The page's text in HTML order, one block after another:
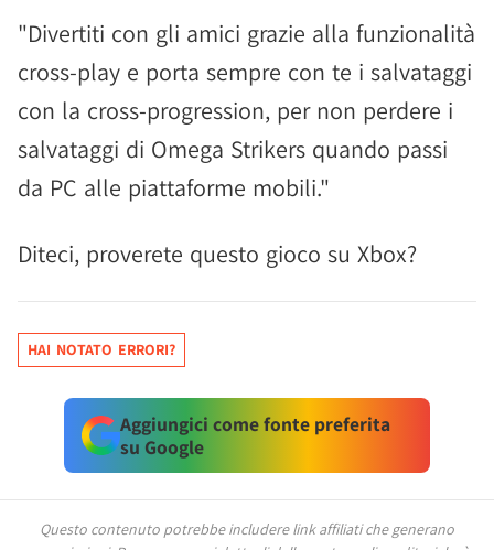
"Divertiti con gli amici grazie alla funzionalità
cross-play e porta sempre con te i salvataggi
con la cross-progression, per non perdere i
salvataggi di Omega Strikers quando passi
da PC alle piattaforme mobili."
Diteci, proverete questo gioco su Xbox?
HAI NOTATO ERRORI?
Aggiungici come fonte preferita
su Google
Questo contenuto potrebbe includere link affiliati che generano